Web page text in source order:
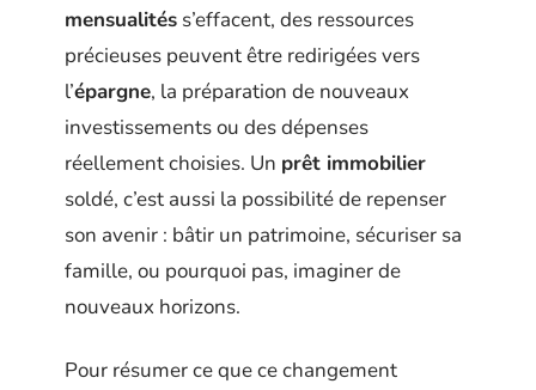
mensualités s’effacent, des ressources
précieuses peuvent être redirigées vers
l’épargne, la préparation de nouveaux
investissements ou des dépenses
réellement choisies. Un prêt immobilier
soldé, c’est aussi la possibilité de repenser
son avenir : bâtir un patrimoine, sécuriser sa
famille, ou pourquoi pas, imaginer de
nouveaux horizons.
Pour résumer ce que ce changement